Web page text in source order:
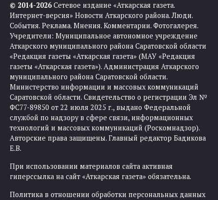
© 2014-2026Сетевое издание «Аткарская газета.
Интернет-версия» Новости Аткарского района. Люди.
События. Реклама. Мнения. Комментарии. Фотогалерея.
Учредители: Муниципальное автономное учреждение
Аткарского муниципального района Саратовской области
«Редакция газеты «Аткарская газета» (МАУ «Редакция
газеты «Аткарская газета»). Администрация Аткарского
муниципального района Саратовской области.
Министерство информации и массовых коммуникаций
Саратовской области. Свидетельство о регистрации Эл №
ФС77-89850 от 22 июля 2025 г., выдано Федеральной
службой по надзору в сфере связи, информационных
технологий и массовых коммуникаций (Роскомнадзор).
Авторские права защищены. Главный редактор Бадикова
Е.В.
При использовании материалов сайта активная
гиперссылка на сайт «Аткарская газета» обязательна.
Политика в отношении обработки персональных данных